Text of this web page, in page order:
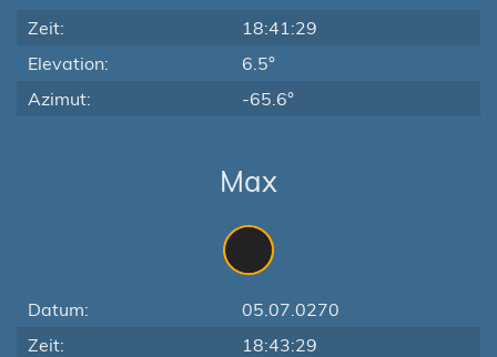
Zeit:
18:41:29
Elevation:
6.5°
Azimut:
-65.6°
Max
Datum:
05.07.0270
Zeit:
18:43:29